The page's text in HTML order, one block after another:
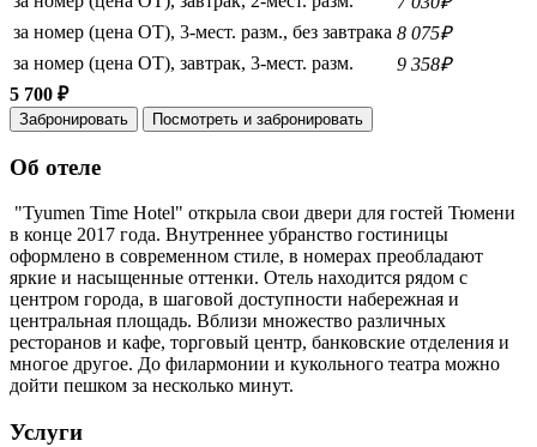
за номер (цена ОТ), 3-мест. разм., без завтрака 8 075₽
за номер (цена ОТ), завтрак, 3-мест. разм.
9 358₽
5 700 ₽
Забронировать Посмотреть и забронировать
Об отеле
"Tyumen Time Hotel" открыла свои двери для гостей Тюмени
в конце 2017 года. Внутреннее убранство гостиницы
оформлено в современном стиле, в номерах преобладают
яркие и насыщенные оттенки. Отель находится рядом с
центром города, в шаговой доступности набережная и
центральная площадь. Вблизи множество различных
ресторанов и кафе, торговый центр, банковские отделения и
многое другое. До филармонии и кукольного театра можно
дойти пешком за несколько минут.
Услуги